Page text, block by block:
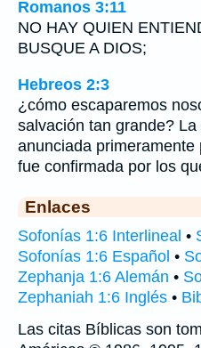
Romanos 3:11
NO HAY QUIEN
BUSQUE A DIOS;
Hebreos 2:3
¿cómo escaparemos
salvación tan grande?
anunciada
fue confirmada por los
Enlaces
Sofonías 1:6 Interlineal •
Sofonías 1:6 Español •
Zephanja 1:6 Alemán •
Zephaniah 1:6 Inglés •
Las citas Bíblicas son